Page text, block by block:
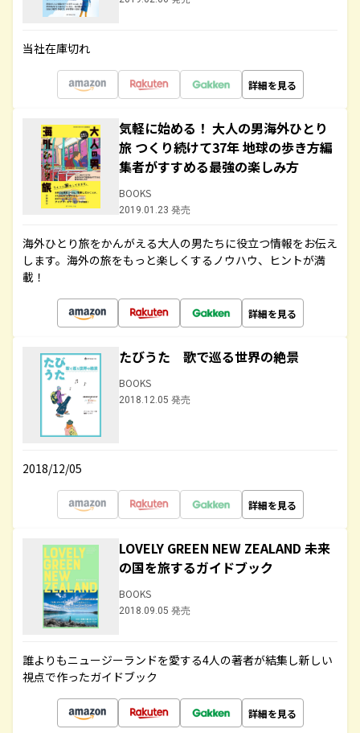
当社在庫切れ
詳細を見る
気軽に始める！ 大人の男海外ひとり
旅 つくり続けて37年 地球の歩き方編
集者がすすめる最強の楽しみ方
BOOKS
2019.01.23 発売
海外ひとり旅をかんがえる大人の男たちに役立つ情報をお伝え
します。海外の旅をもっと楽しくするノウハウ、ヒントが満
載！
詳細を見る
たびうた 歌で巡る世界の絶景
BOOKS
2018.12.05 発売
2018/12/05
詳細を見る
LOVELY GREEN NEW ZEALAND 未来
の国を旅するガイドブック
BOOKS
2018.09.05 発売
誰よりもニュージーランドを愛する4人の著者が結集し新しい
視点で作ったガイドブック
詳細を見る